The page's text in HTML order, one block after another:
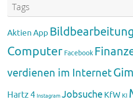
Tags
AktienApp Bildbearbeitung
Computer Facebook
verdienen im Internet
Hartz 4 Instagram Jobsuche KfW KI